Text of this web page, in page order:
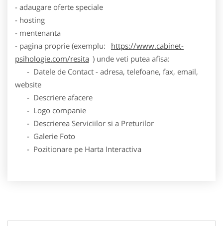
- adaugare oferte speciale
- hosting
- mentenanta
- pagina proprie (exemplu:
https://www.cabinet-
psihologie.com/resita ) unde veti putea afisa:
- Datele de Contact - adresa, telefoane, fax, email,
website
- Descriere afacere
- Logo companie
- Descrierea Serviciilor si a Preturilor
- Galerie Foto
- Pozitionare pe Harta Interactiva